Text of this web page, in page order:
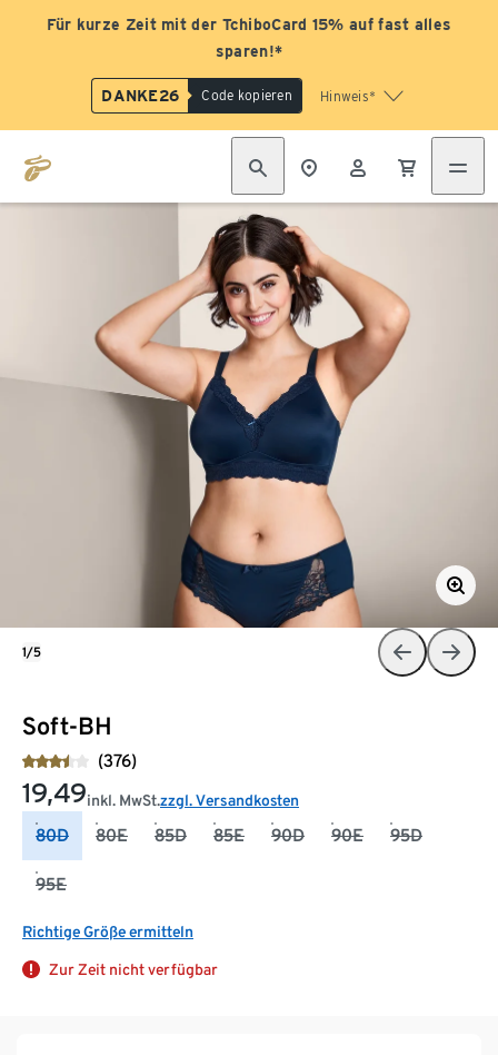
Für kurze Zeit mit der TchiboCard 15% auf fast alles
sparen!*
DANKE26 Code kopieren Hinweis*
Soft-BH
(376)
19,49inkl. MwSt.zzgl. Versandkosten
80D 80E 85D 85E 90D 90E 95D
95E
Richtige Größe ermitteln
Zur Zeit nicht verfügbar
1/5